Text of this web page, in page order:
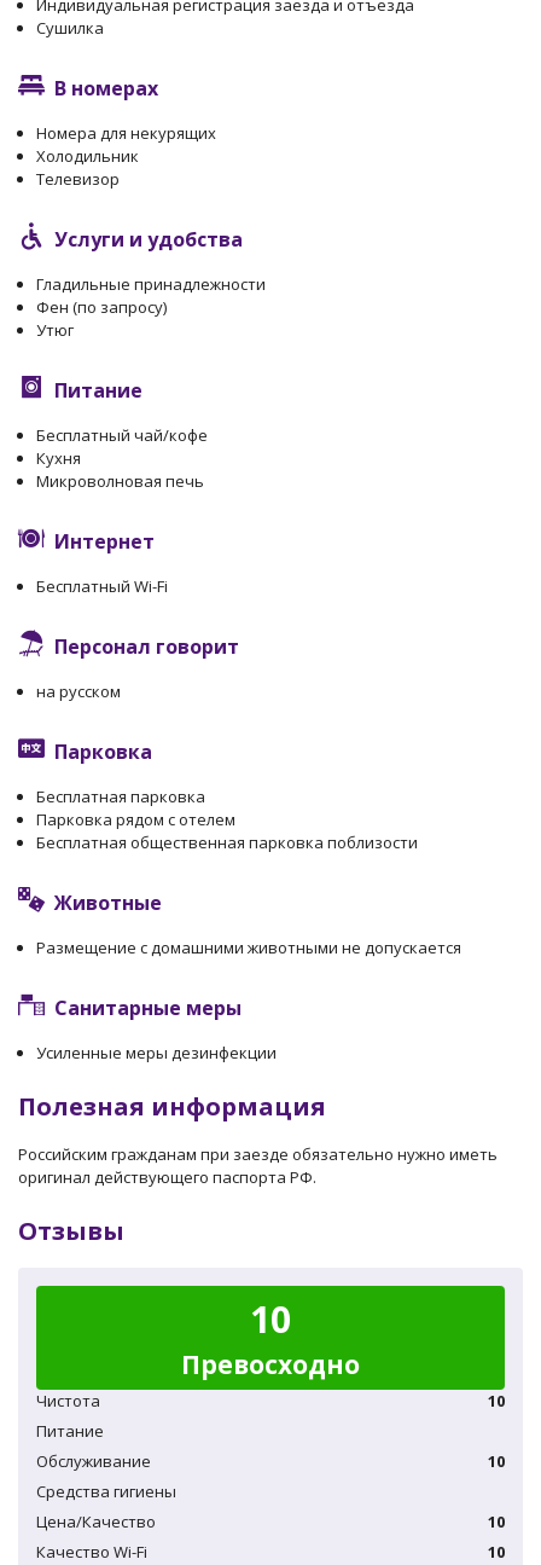
Индивидуальная регистрация заезда и отъезда
Сушилка
В номерах
Номера для некурящих
Холодильник
Телевизор
Услуги и удобства
Гладильные принадлежности
Фен (по запросу)
Утюг
Питание
Бесплатный чай/кофе
Кухня
Микроволновая печь
Интернет
Бесплатный Wi-Fi
Персонал говорит
на русском
Парковка
Бесплатная парковка
Парковка рядом с отелем
Бесплатная общественная парковка поблизости
Животные
Размещение с домашними животными не допускается
Санитарные меры
Усиленные меры дезинфекции
Полезная информация
Российским гражданам при заезде обязательно нужно иметь
оригинал действующего паспорта РФ.
Отзывы
10
Превосходно
Чистота
10
Питание
Обслуживание
10
Средства гигиены
Цена/Качество
10
Качество Wi-Fi
10